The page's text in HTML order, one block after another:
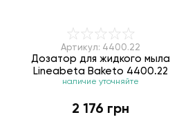
Артикул: 4400.22
Дозатор для жидкого мыла
Lineabeta Baketo 4400.22
наличие уточняйте
2 176 грн